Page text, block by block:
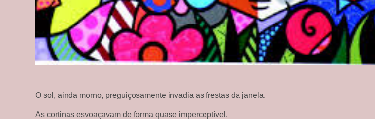
O sol, ainda morno, preguiçosamente invadia as frestas da janela.
As cortinas esvoaçavam de forma quase imperceptível.